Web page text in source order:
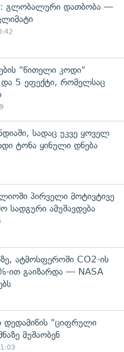
გლობალური დათბობა —
"წითელი კოდი"
და 5 ეფექტი, რომელსაც
სადაც უკვე ყოველ
ტონა ყინული დნება
პირველი მოტივტივე
სადგური ამუშავდება
ატმოსფეროში CO2-ის
ით გაიზარდა — NASA
დედამიწის "ციფრული
მუშაობენ